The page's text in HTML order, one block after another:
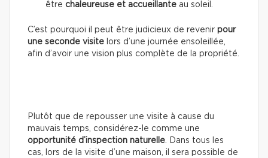
être chaleureuse et accueillante au soleil.
C’est pourquoi il peut être judicieux de revenir pour
une seconde visite lors d’une journée ensoleillée,
afin d’avoir une vision plus complète de la propriété.
Plutôt que de repousser une visite à cause du
mauvais temps, considérez-le comme une
opportunité d’inspection naturelle. Dans tous les
cas, lors de la visite d’une maison, il sera possible de